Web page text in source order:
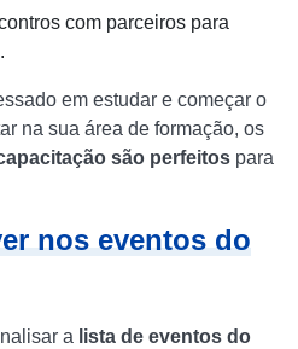
com parceiros para
em estudar e começar o
na sua área de formação, os
são perfeitos para
nos eventos do
a lista de eventos do